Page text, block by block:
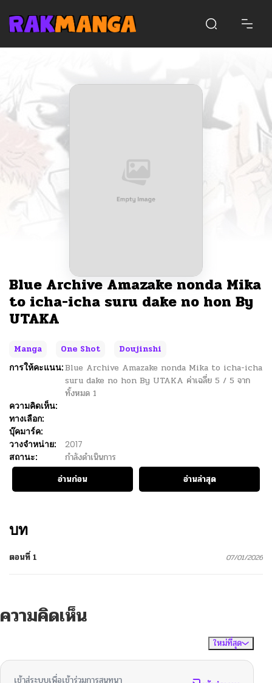
Blue Archive Amazake nonda Mika
to icha-icha suru dake no hon By
UTAKA
Manga One Shot
Doujinshi
การให้คะแนน:Blue Archive Amazake nonda Mika to icha-icha
suru dake no hon By UTAKA ค่าเฉลี่ย 5 / 5 จาก
ทั้งหมด 1
ความคิดเห็น:
ทางเลือก:
บุ๊คมาร์ค:
วางจำหน่าย:
2017
สถานะ:
กำลังดำเนินการ
อ่านก่อน
อ่านล่าสุด
บท
ตอนที่ 1 07/01/2026
ความคิดเห็น
ใหม่ที่สุด
เข้าสู่ระบบเพื่อเข้าร่วมการสนทนา